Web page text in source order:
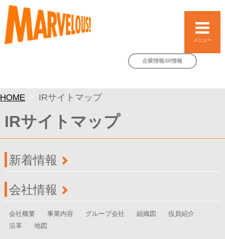
メニュー
企業情報/IR情報
HOME IRサイトマップ
IRサイトマップ
新着情報
会社情報
会社概要 事業内容 グループ会社 組織図
役員紹介
沿革
地図